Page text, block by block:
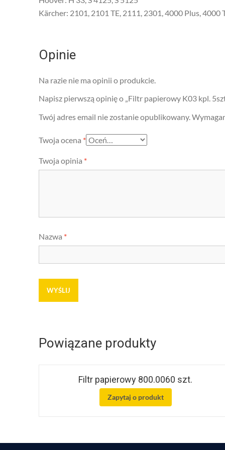
Kärcher: 2101, 2101 TE, 2111, 2301, 4000 Plus, 4000
Opinie
Na razie nie ma opinii o produkcie.
Napisz pierwszą opinię o „Filtr papierowy K03 kpl.
Twój adres email nie zostanie opublikowany.
Twoja ocena *
Twoja opinia *
Nazwa *
Powiązane produkty
Filtr papierowy 800.0060 szt.
Zapytaj o produkt